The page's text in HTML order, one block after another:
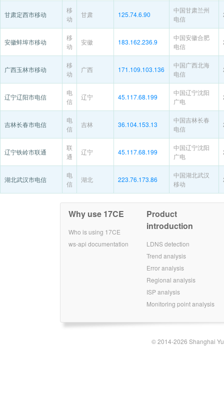
甘肃定西市移动
移
动
甘肃 125.74.6.90
中国甘肃兰州
电信
安徽蚌埠市移动
移
动
安徽 183.162.236.9
中国安徽合肥
电信
广西玉林市移动
移
动
广西 171.109.103.136
中国广西北海
电信
辽宁辽阳市电信
电
信
辽宁 45.117.68.199
中国辽宁沈阳
广电
吉林长春市电信
电
信
吉林 36.104.153.13
中国吉林长春
电信
辽宁铁岭市联通
联
通
辽宁 45.117.68.199
中国辽宁沈阳
广电
湖北武汉市电信
电
信
湖北 223.76.173.86
中国湖北武汉
移动
Why use 17CE
Who is using 17CE
ws-api documentation
Product
introduction
LDNS detection
Trend analysis
Error analysis
Regional analysis
ISP analysis
Monitoring point analysis
© 2014-2026 Shanghai